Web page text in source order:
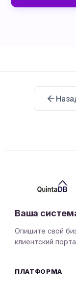
Ваша
Опишите свой
клиентский
ПЛАТФОРМА